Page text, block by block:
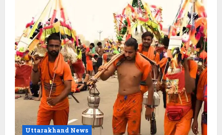
Uttarakhand News